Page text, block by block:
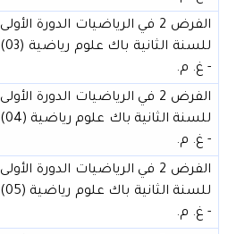
الفرض 2 في الرياضيات الدورة الأولى
للسنة الثانية باك علوم رياضية (03)
- غ. م.
الفرض 2 في الرياضيات الدورة الأولى
للسنة الثانية باك علوم رياضية (04)
- غ. م.
الفرض 2 في الرياضيات الدورة الأولى
للسنة الثانية باك علوم رياضية (05)
- غ. م.